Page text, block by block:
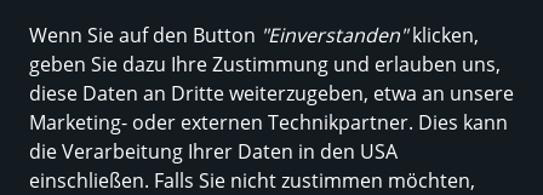
Wenn Sie auf den Button "Einverstanden"klicken,
geben Sie dazu Ihre Zustimmung und erlauben uns,
diese Daten an Dritte weiterzugeben, etwa an unsere
Marketing- oder externen Technikpartner. Dies kann
die Verarbeitung Ihrer Daten in den USA
einschließen. Falls Sie nicht zustimmen möchten,